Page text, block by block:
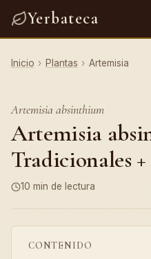
Yerbateca
Inicio › Plantas › Artemisia
Artemisia absinthium
Artemisia
Tradicionales
10 min de lectura
CONTENIDO